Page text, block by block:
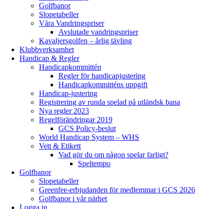
Golfbanor
Slopetabeller
Våra Vandringspriser
Avslutade vandringspriser
Kavaljersgolfen – årlig tävling
Klubbverksamhet
Handicap & Regler
Handicapkommittén
Regler för handicapjustering
Handicapkommitténs uppgift
Handicap-justering
Registrering av runda spelad på utländsk bana
Nya regler 2023
Regelförändringar 2019
GCS Policy-beslut
World Handicap System – WHS
Vett & Etikett
Vad gör du om någon spelar farligt?
Speltempo
Golfbanor
Slopetabeller
Greenfee-erbjudanden för medlemmar i GCS 2026
Golfbanor i vår närhet
Logga in